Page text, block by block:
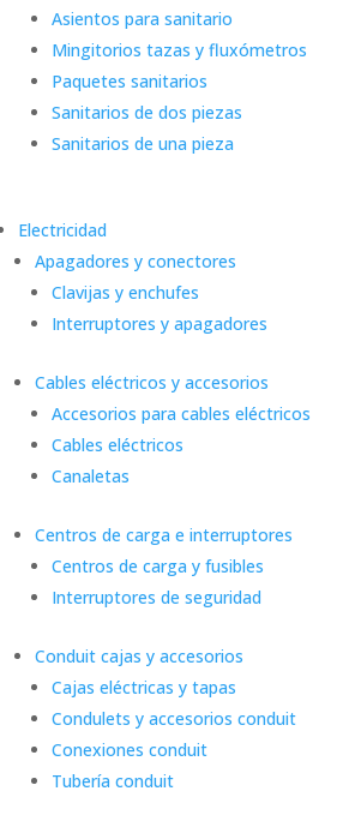
Asientos para sanitario
Mingitorios tazas y fluxómetros
Paquetes sanitarios
Sanitarios de dos piezas
Sanitarios de una pieza
Electricidad
Apagadores y conectores
Clavijas y enchufes
Interruptores y apagadores
Cables eléctricos y accesorios
Accesorios para cables eléctricos
Cables eléctricos
Canaletas
Centros de carga e interruptores
Centros de carga y fusibles
Interruptores de seguridad
Conduit cajas y accesorios
Cajas eléctricas y tapas
Condulets y accesorios conduit
Conexiones conduit
Tubería conduit